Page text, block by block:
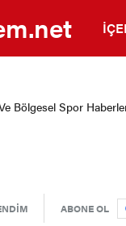
Bölgesel Spor
ABONE OL